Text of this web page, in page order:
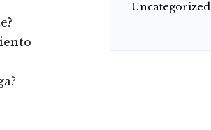
Uncategorized